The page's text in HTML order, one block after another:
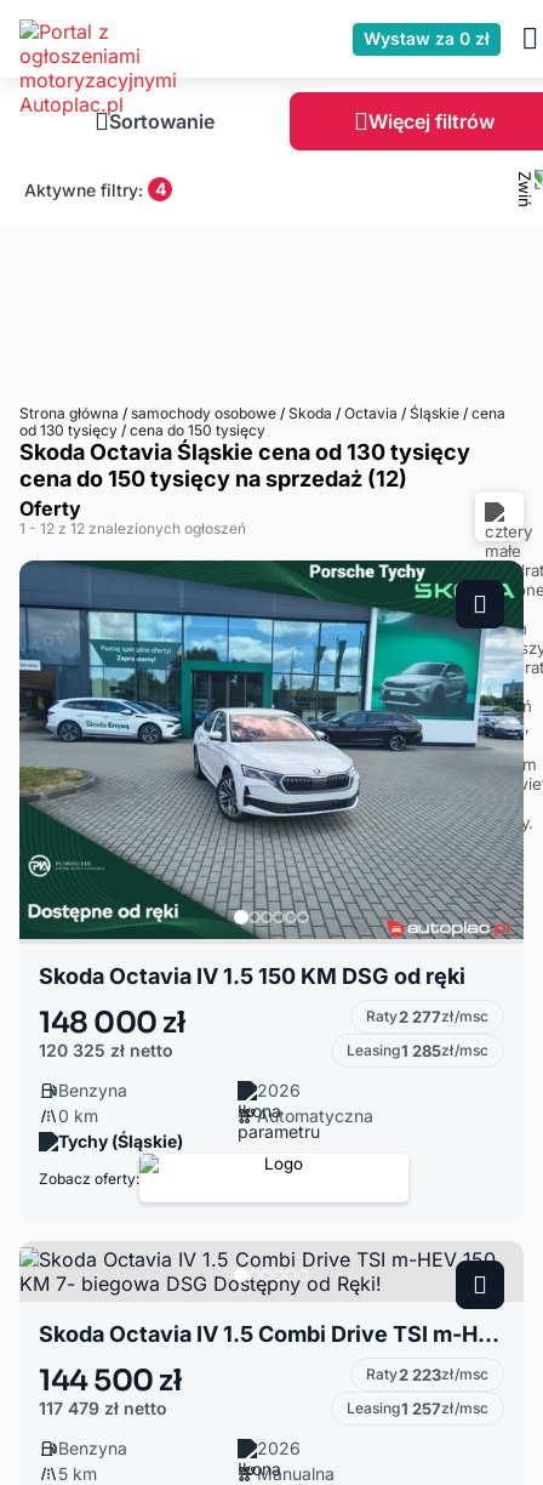
Wystaw za 0 zł
Sortowanie Więcej filtrów
Aktywne filtry: 4
Strona główna / samochody osobowe / Skoda / Octavia / Śląskie / cena
od 130 tysięcy / cena do 150 tysięcy
Skoda Octavia Śląskie cena od 130 tysięcy
cena do 150 tysięcy na sprzedaż (12)
Oferty
1 - 12 z 12 znalezionych ogłoszeń
Skoda Octavia IV 1.5 150 KM DSG od ręki
148 000 zł
120 325 zł netto
Raty2 277zł/msc
Leasing1 285zł/msc
Benzyna
2026
0 km
Automatyczna
Tychy (Śląskie)
Zobacz oferty:
Skoda Octavia IV 1.5 Combi Drive TSI m-HEV 150 KM 7- biegowa DSG Dostępny od Ręki!
144 500 zł
117 479 zł netto
Raty2 223zł/msc
Leasing1 257zł/msc
Benzyna
2026
5 km
Manualna